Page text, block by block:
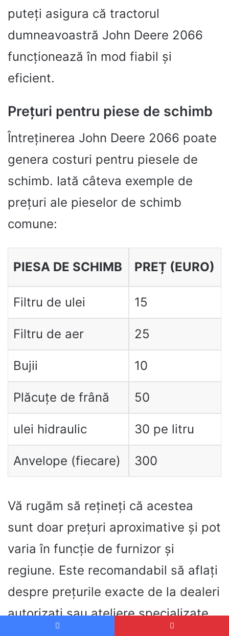
puteți asigura că tractorul
dumneavoastră John Deere 2066
funcționează în mod fiabil și
eficient.
Prețuri pentru piese de schimb
Întreținerea John Deere 2066 poate
genera costuri pentru piesele de
schimb. Iată câteva exemple de
prețuri ale pieselor de schimb
comune:
PIESA DE SCHIMB PREȚ (EURO)
Filtru de ulei 15
Filtru de aer 25
Bujii 10
Plăcuțe de frână 50
ulei hidraulic 30 pe litru
Anvelope (fiecare) 300
Vă rugăm să rețineți că acestea
sunt doar prețuri aproximative și pot
varia în funcție de furnizor și
regiune. Este recomandabil să aflați
despre prețurile exacte de la dealeri
autorizați sau ateliere specializate.